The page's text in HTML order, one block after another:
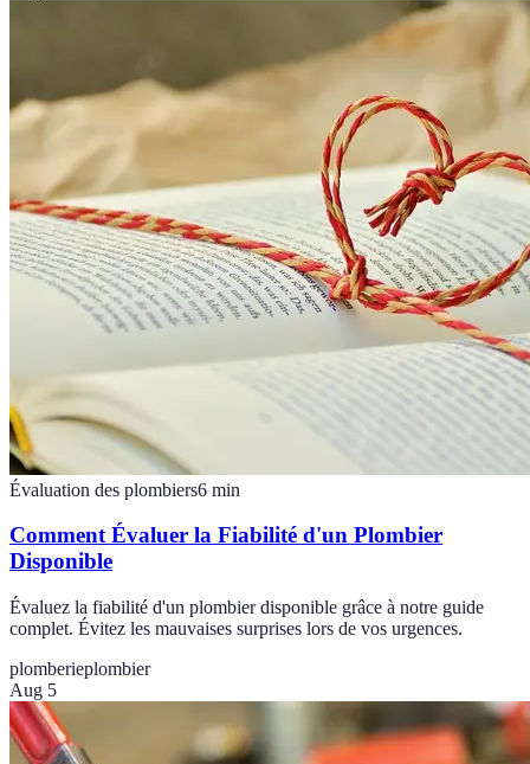
Évaluation des plombiers6 min
Comment Évaluer la Fiabilité d'un Plombier
Disponible
Évaluez la fiabilité d'un plombier disponible grâce à notre guide
complet. Évitez les mauvaises surprises lors de vos urgences.
plomberieplombier
Aug 5